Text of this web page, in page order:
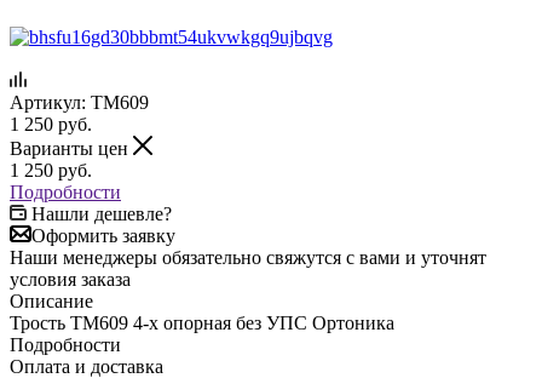
Артикул: TM609
1 250 руб.
Варианты цен
1 250 руб.
Подробности
Нашли дешевле?
Оформить заявку
Наши менеджеры обязательно свяжутся с вами и уточнят
условия заказа
Описание
Трость TM609 4-х опорная без УПС Ортоника
Подробности
Оплата и доставка